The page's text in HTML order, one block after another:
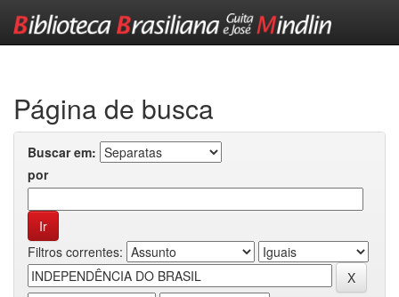
Página de busca
Buscar em:
por
Filtros correntes: